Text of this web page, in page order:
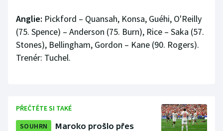
Anglie: Pickford – Quansah, Konsa, Guéhi, O'Reilly
(75. Spence) – Anderson (75. Burn), Rice – Saka (57.
Stones), Bellingham, Gordon – Kane (90. Rogers).
Trenér: Tuchel.
PŘEČTĚTE SI TAKÉ
SOUHRN
Maroko prošlo přes